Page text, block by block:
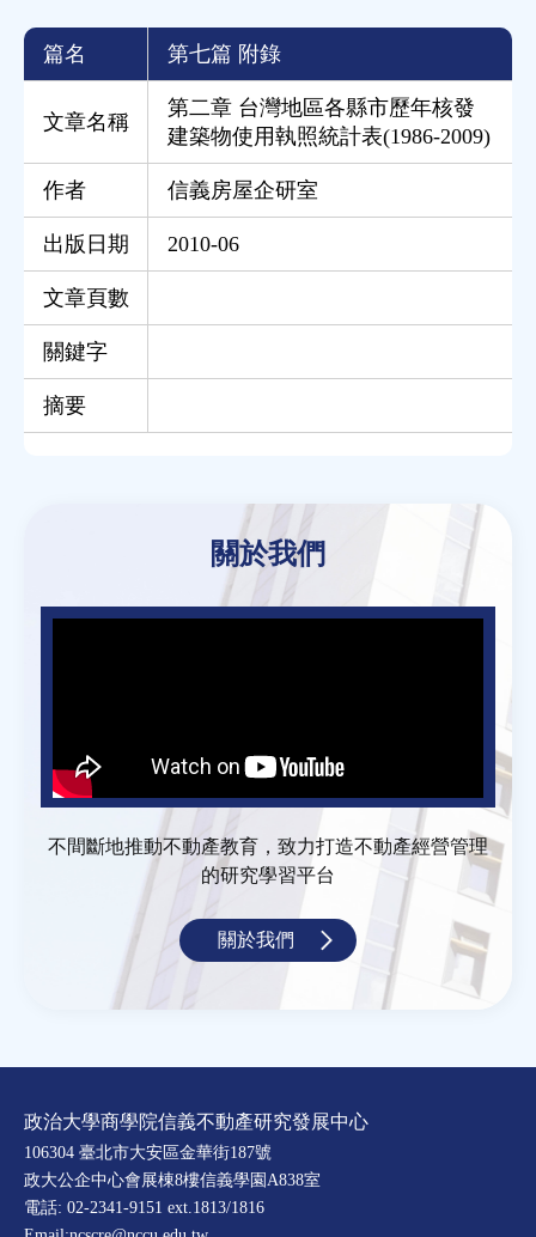
篇名 第七篇 附錄
文章名稱
第二章 台灣地區各縣市歷年核發
建築物使用執照統計表(1986-2009)
作者 信義房屋企研室
出版日期 2010-06
文章頁數
關鍵字
摘要
關於我們
不間斷地推動不動產教育，致力打造不動產經營管理
的研究學習平台
關於我們
政治大學商學院信義不動產研究發展中心
106304 臺北市大安區金華街187號
政大公企中心會展棟8樓信義學園A838室
電話: 02-2341-9151 ext.1813/1816